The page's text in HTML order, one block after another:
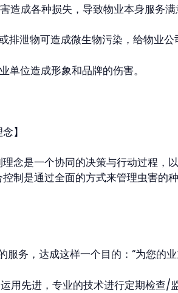
造成各种损失，导致物业本身服务
排泄物可造成微生物污染，给物业
单位造成形象和品牌的伤害。
】
念是一个协同的决策与行动过程，
制是通过全面的方式来管理虫害的
服务，达成这样一个目的：“为您的
用先进，专业的技术进行定期检查